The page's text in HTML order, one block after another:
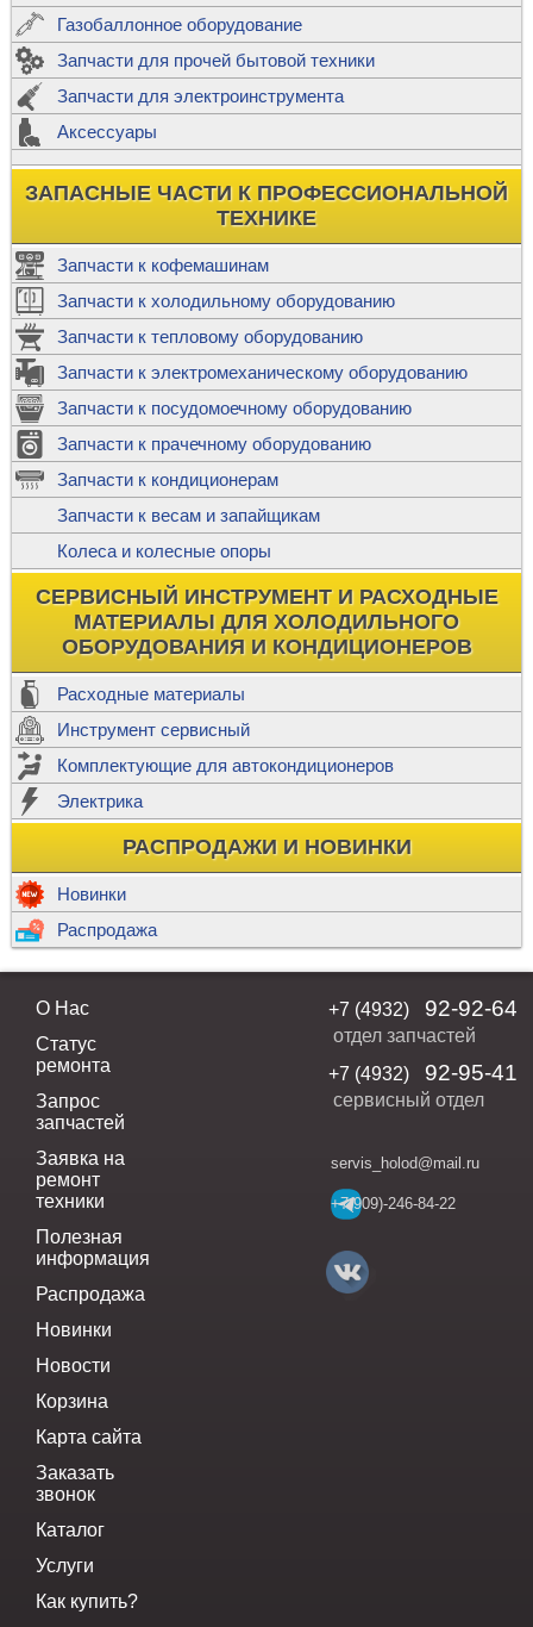
Газобаллонное оборудование
Запчасти для прочей бытовой техники
Запчасти для электроинструмента
Аксессуары
ЗАПАСНЫЕ ЧАСТИ К ПРОФЕССИОНАЛЬНОЙ
ТЕХНИКЕ
Запчасти к кофемашинам
Запчасти к холодильному оборудованию
Запчасти к тепловому оборудованию
Запчасти к электромеханическому оборудованию
Запчасти к посудомоечному оборудованию
Запчасти к прачечному оборудованию
Запчасти к кондиционерам
Запчасти к весам и запайщикам
Колеса и колесные опоры
СЕРВИСНЫЙ ИНСТРУМЕНТ И РАСХОДНЫЕ
МАТЕРИАЛЫ ДЛЯ ХОЛОДИЛЬНОГО
ОБОРУДОВАНИЯ И КОНДИЦИОНЕРОВ
Расходные материалы
Инструмент сервисный
Комплектующие для автокондиционеров
Электрика
РАСПРОДАЖИ И НОВИНКИ
Новинки
Распродажа
О Нас
Статус
ремонта
Запрос
запчастей
Заявка на
ремонт
техники
Полезная
информация
Распродажа
Новинки
Новости
Корзина
Карта сайта
Заказать
звонок
Каталог
Услуги
Как купить?
+7 (4932) 92-92-64
отдел запчастей
+7 (4932)
92-95-41
сервисный отдел
servis_holod@mail.ru
+7(909)-246-84-22